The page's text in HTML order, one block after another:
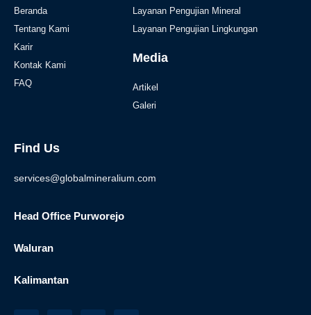
Beranda
Tentang Kami
Karir
Kontak Kami
FAQ
Layanan Pengujian Mineral
Layanan Pengujian Lingkungan
Media
Artikel
Galeri
Find Us
services@globalmineralium.com
Head Office Purworejo
Waluran
Kalimantan